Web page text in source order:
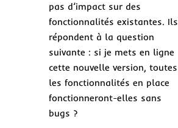
pas d’impact sur des
fonctionnalités existantes. Ils
répondent à la question
suivante : si je mets en ligne
cette nouvelle version, toutes
les fonctionnalités en place
fonctionneront-elles sans
bugs ?